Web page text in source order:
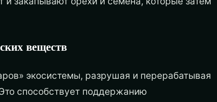
веществ
экосистемы, разрушая и перерабатывая
способствует поддержанию